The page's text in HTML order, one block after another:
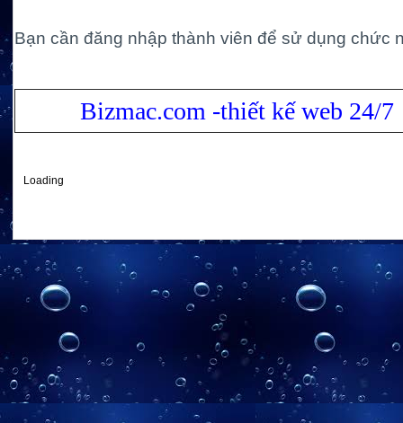
Bạn cần đăng nhập thành viên để sử dụng chức
Bizmac.com -thiết kế web 24/7
Loading